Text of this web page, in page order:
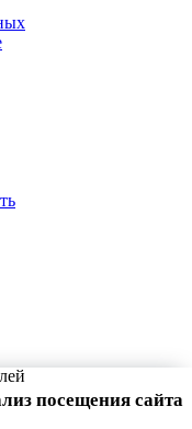
посещения сайта